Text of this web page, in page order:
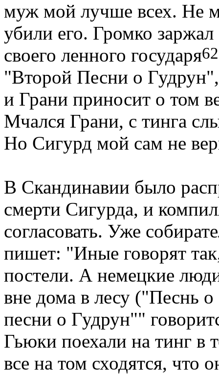
муж мой лучше всех. Не
убили его. Громко
своего ленного государя62
"Второй Песни о
и Грани приносит о том
Мчался Грани, с тинга
Но Сигурд мой сам не
В Скандинавии было
смерти Сигурда, и
согласовать. Уже
пишет: "Иные говорят
постели. А немецкие
вне дома в лесу ("Песнь
песни о Гудрун""
Гьюки поехали на тинг в
все на том сходятся, что